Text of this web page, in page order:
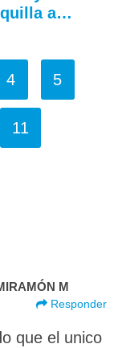
a
4 5
11
M
Responder
que el unico